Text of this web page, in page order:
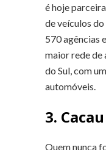
é hoje
de veículos
570 agências
maior rede de
do Sul, com
automóveis.
3.
Quem nunca